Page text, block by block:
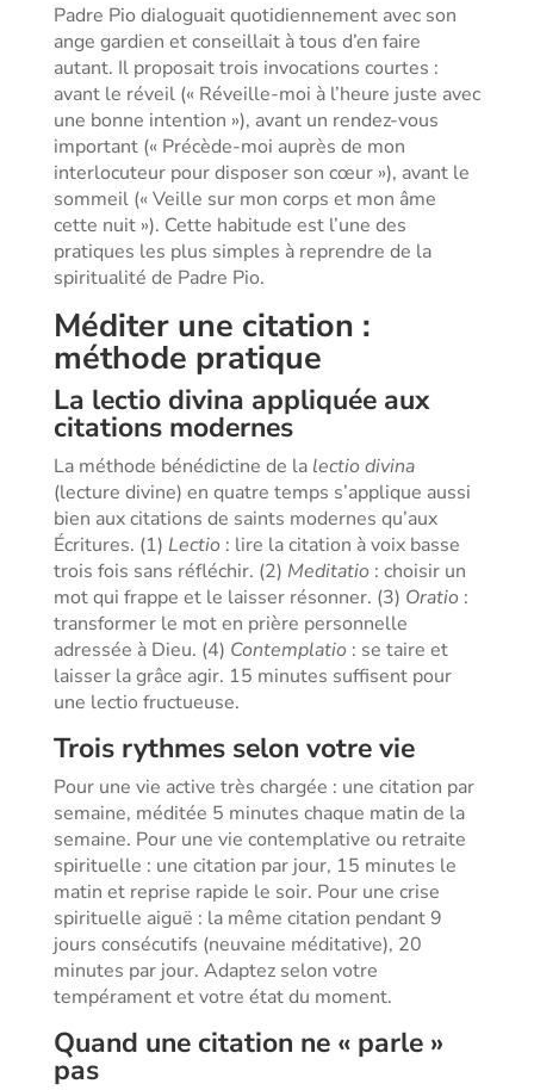
Padre Pio dialoguait quotidiennement avec son
ange gardien et conseillait à tous d’en faire
autant. Il proposait trois invocations courtes :
avant le réveil (« Réveille-moi à l’heure juste avec
une bonne intention »), avant un rendez-vous
important (« Précède-moi auprès de mon
interlocuteur pour disposer son cœur »), avant le
sommeil (« Veille sur mon corps et mon âme
cette nuit »). Cette habitude est l’une des
pratiques les plus simples à reprendre de la
spiritualité de Padre Pio.
Méditer une citation :
méthode pratique
La lectio divina appliquée aux
citations modernes
La méthode bénédictine de la lectio divina
(lecture divine) en quatre temps s’applique aussi
bien aux citations de saints modernes qu’aux
Écritures. (1) Lectio : lire la citation à voix basse
trois fois sans réfléchir. (2) Meditatio : choisir un
mot qui frappe et le laisser résonner. (3) Oratio :
transformer le mot en prière personnelle
adressée à Dieu. (4) Contemplatio : se taire et
laisser la grâce agir. 15 minutes suffisent pour
une lectio fructueuse.
Trois rythmes selon votre vie
Pour une vie active très chargée : une citation par
semaine, méditée 5 minutes chaque matin de la
semaine. Pour une vie contemplative ou retraite
spirituelle : une citation par jour, 15 minutes le
matin et reprise rapide le soir. Pour une crise
spirituelle aiguë : la même citation pendant 9
jours consécutifs (neuvaine méditative), 20
minutes par jour. Adaptez selon votre
tempérament et votre état du moment.
Quand une citation ne « parle »
pas